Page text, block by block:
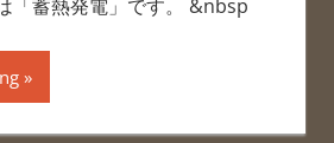
「蓄熱発電」です。 &nbsp